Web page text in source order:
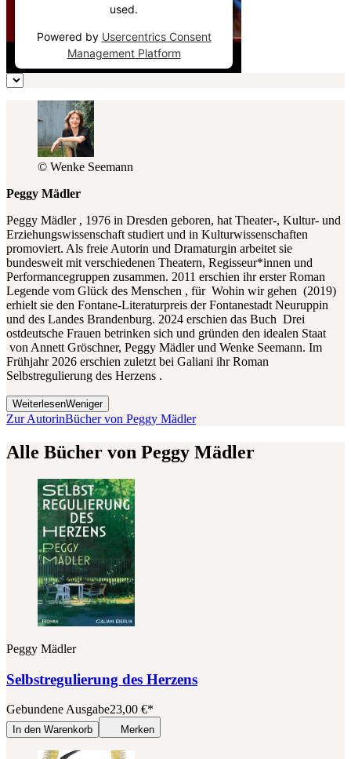
used.
Powered by Usercentrics Consent
Management Platform
© Wenke Seemann
Peggy Mädler
Peggy Mädler , 1976 in Dresden geboren, hat Theater-, Kultur- und
Erziehungswissenschaft studiert und in Kulturwissenschaften
promoviert. Als freie Autorin und Dramaturgin arbeitet sie
bundesweit mit verschiedenen Theatern, Regisseur*innen und
Performancegruppen zusammen. 2011 erschien ihr erster Roman
Legende vom Glück des Menschen , für Wohin wir gehen (2019)
erhielt sie den Fontane-Literaturpreis der Fontanestadt Neuruppin
und des Landes Brandenburg. 2024 erschien das Buch Drei
ostdeutsche Frauen betrinken sich und gründen den idealen Staat
von Annett Gröschner, Peggy Mädler und Wenke Seemann. Im
Frühjahr 2026 erschien zuletzt bei Galiani ihr Roman
Selbstregulierung des Herzens .
WeiterlesenWeniger
Zur AutorinBücher von Peggy Mädler
Alle Bücher von Peggy Mädler
Peggy Mädler
Selbstregulierung des Herzens
Gebundene Ausgabe23,00 €*
In den Warenkorb Merken